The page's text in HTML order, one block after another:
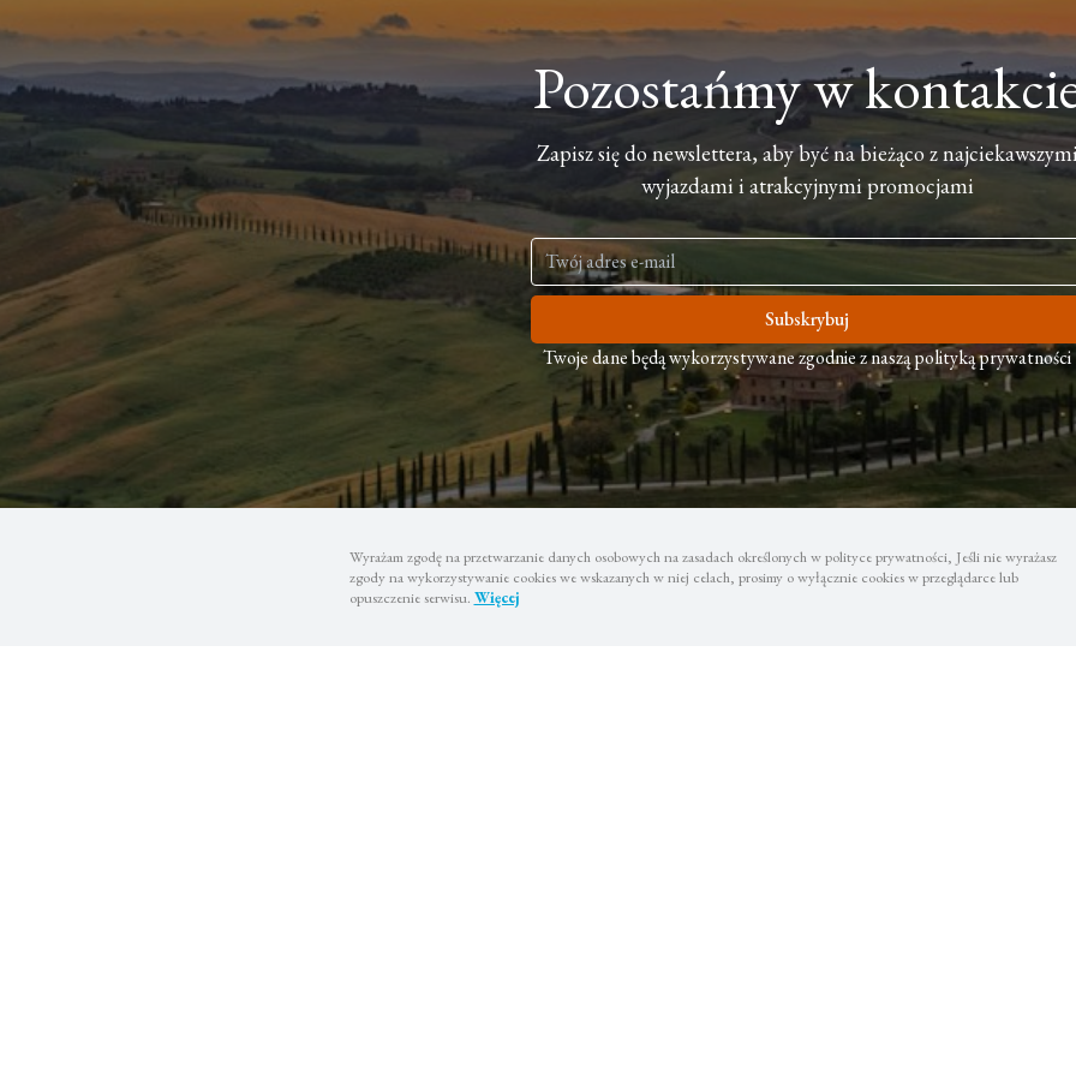
Wyrażam zgodę na przetwarzanie danych osobowych na zasadach określonych w polityce prywatności, Jeśli nie wyrażasz
zgody na wykorzystywanie cookies we wskazanych w niej celach, prosimy o wyłącznie cookies w przeglądarce lub
opuszczenie serwisu. Więcej
Pozostańmy w
Zapisz się do newslettera, aby być na bieżąco z
wyjazdami i atrakcyjnymi promocjami
Subskrybuj
Twoje dane będą wykorzystywane zgodnie z naszą polityką prywatności